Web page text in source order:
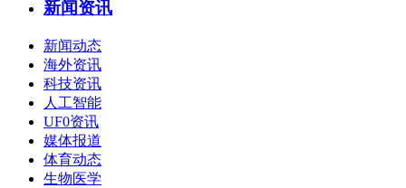
新闻资讯
新闻动态
海外资讯
科技资讯
人工智能
UF0资讯
媒体报道
体育动态
生物医学